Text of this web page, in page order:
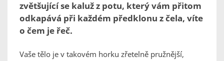
zvětšující se kaluž z potu, který vám přitom
odkapává při každém předklonu z čela, víte
o čem je řeč.
Vaše tělo je v takovém horku zřetelně pružnější,